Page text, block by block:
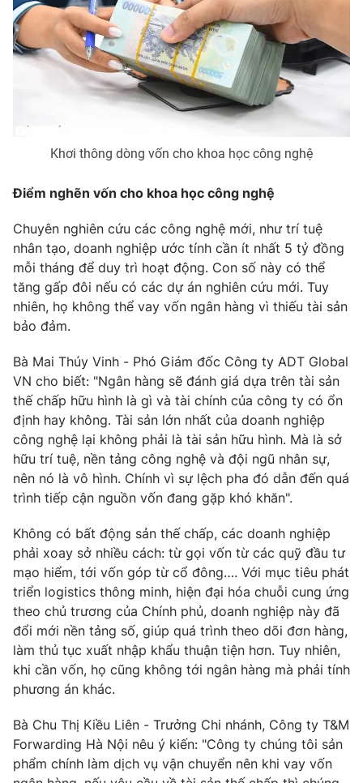
Tổng đài VTV:024.38 355 931 - 024.38 355 932
Ðiện thoại Thời báo VTV:024.66 897 897
Email:toasoan@vtv.vn
Liên hệ quảng cáo:024-7300.7108
® Cấm sao chép dưới mọi hình thức nếu không có sự chấp
thuận bằng văn bản. Ghi rõ nguồn VTV.vn khi phát hành lại
Khơi thông dòng vốn cho khoa học công nghệ
Điểm nghẽn vốn cho khoa học công nghệ
Chuyên nghiên cứu các công nghệ mới, như trí tuệ
nhân tạo, doanh nghiệp ước tính cần ít nhất 5 tỷ đồng
mỗi tháng để duy trì hoạt động. Con số này có thể
tăng gấp đôi nếu có các dự án nghiên cứu mới. Tuy
nhiên, họ không thể vay vốn ngân hàng vì thiếu tài sản
bảo đảm.
Bà Mai Thúy Vinh - Phó Giám đốc Công ty ADT Global
VN cho biết: "Ngân hàng sẽ đánh giá dựa trên tài sản
thế chấp hữu hình là gì và tài chính của công ty có ổn
định hay không. Tài sản lớn nhất của doanh nghiệp
công nghệ lại không phải là tài sản hữu hình. Mà là sở
hữu trí tuệ, nền tảng công nghệ và đội ngũ nhân sự,
nên nó là vô hình. Chính vì sự lệch pha đó dẫn đến quá
trình tiếp cận nguồn vốn đang gặp khó khăn".
Không có bất động sản thế chấp, các doanh nghiệp
phải xoay sở nhiều cách: từ gọi vốn từ các quỹ đầu tư
mạo hiểm, tới vốn góp từ cổ đông…. Với mục tiêu phát
triển logistics thông minh, hiện đại hóa chuỗi cung ứng
theo chủ trương của Chính phủ, doanh nghiệp này đã
đổi mới nền tảng số, giúp quá trình theo dõi đơn hàng,
làm thủ tục xuất nhập khẩu thuận tiện hơn. Tuy nhiên,
khi cần vốn, họ cũng không tới ngân hàng mà phải tính
phương án khác.
Bà Chu Thị Kiều Liên - Trưởng Chi nhánh, Công ty T&M
Forwarding Hà Nội nêu ý kiến: "Công ty chúng tôi sản
phẩm chính làm dịch vụ vận chuyển nên khi vay vốn